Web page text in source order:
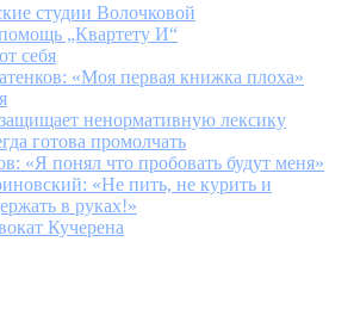
студии Волочковой
„Квартету И“
себя
«Моя первая книжка плоха»
ненормативную лексику
готова промолчать
«Я понял что пробовать будут меня»
«Не пить, не курить и
в руках!»
Кучерена